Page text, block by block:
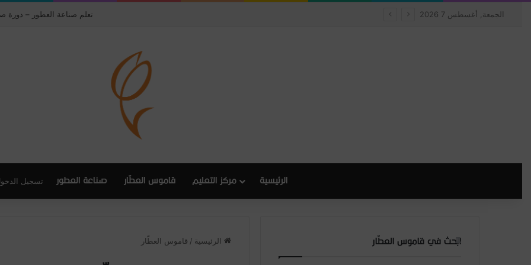
الجمعة, أغسطس 7 2026 تعلم صناعة العطور – دورة
الرئيسية مركز التعليم قاموس العطّار صناعة العطور تسجيل
الرئيسية / قاموس العطّار ابحث في قاموس العطّار